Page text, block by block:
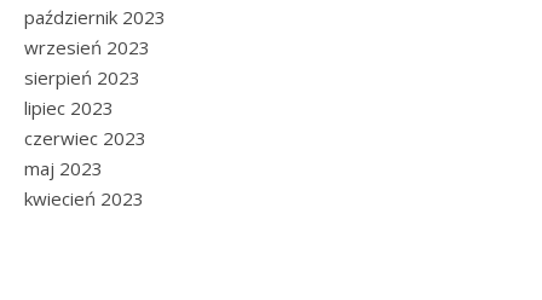
październik 2023
wrzesień 2023
sierpień 2023
lipiec 2023
czerwiec 2023
maj 2023
kwiecień 2023